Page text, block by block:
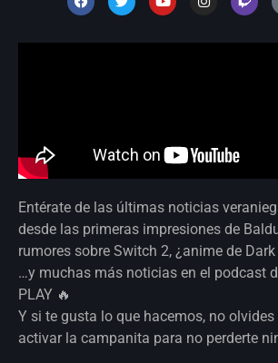
Entérate de las últimas noticias
desde las primeras impresiones de
rumores sobre Switch 2, ¿anime de
…y muchas más noticias en el podcast
PLAY 🔥
Y si te gusta lo que hacemos, no
activar la campanita para no perderte